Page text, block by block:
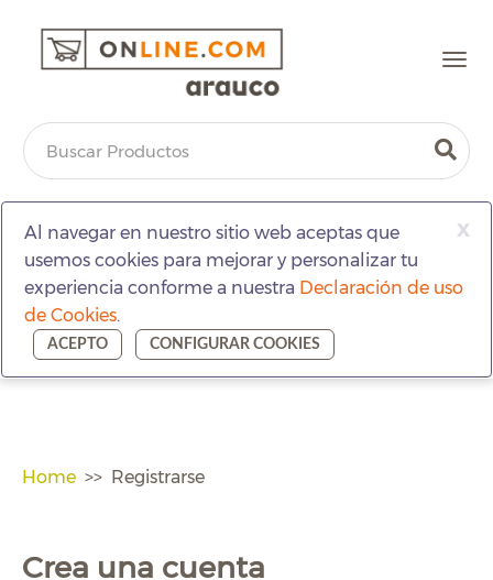
x
Al navegar en nuestro sitio web aceptas que
usemos cookies para mejorar y personalizar tu
experiencia conforme a nuestra Declaración de uso
de Cookies.
ACEPTO CONFIGURAR COOKIES
Home Registrarse
Crea una cuenta